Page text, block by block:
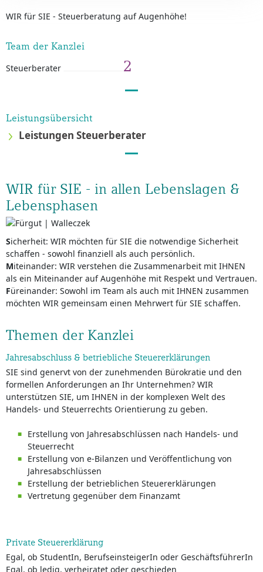
WIR für SIE - Steuerberatung auf Augenhöhe!
Team der Kanzlei
Steuerberater 2
Leistungsübersicht
Leistungen Steuerberater
WIR für SIE - in allen Lebenslagen &
Lebensphasen
Sicherheit: WIR möchten für SIE die notwendige Sicherheit
schaffen - sowohl finanziell als auch persönlich.
Miteinander: WIR verstehen die Zusammenarbeit mit IHNEN
als ein Miteinander auf Augenhöhe mit Respekt und Vertrauen.
Füreinander: Sowohl im Team als auch mit IHNEN zusammen
möchten WIR gemeinsam einen Mehrwert für SIE schaffen.
Themen der Kanzlei
Jahresabschluss & betriebliche Steuererklärungen
SIE sind genervt von der zunehmenden Bürokratie und den
formellen Anforderungen an Ihr Unternehmen? WIR
unterstützen SIE, um IHNEN in der komplexen Welt des
Handels- und Steuerrechts Orientierung zu geben.
Erstellung von Jahresabschlüssen nach Handels- und
Steuerrecht
Erstellung von e-Bilanzen und Veröffentlichung von
Jahresabschlüssen
Erstellung der betrieblichen Steuererklärungen
Vertretung gegenüber dem Finanzamt
Private Steuererklärung
Egal, ob StudentIn, BerufseinsteigerIn oder GeschäftsführerIn
Egal, ob ledig, verheiratet oder geschieden